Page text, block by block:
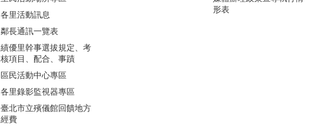
各里活動訊息
鄰長通訊一覽表
績優里幹事選拔規定、考
核項目、配合、事蹟
區民活動中心專區
各里錄影監視器專區
臺北市立殯儀館回饋地方
經費
形表